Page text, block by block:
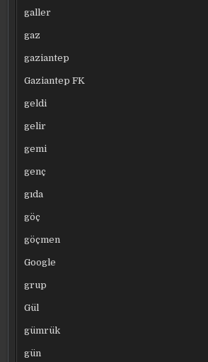
galler
gaz
gaziantep
Gaziantep FK
geldi
gelir
gemi
genç
gıda
göç
göçmen
Google
grup
Gül
gümrük
gün